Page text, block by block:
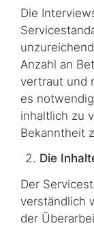
Die
Anzahl an
vertraut und
es
inhaltlich zu
Bekanntheit
Die
Der
verständlich
der